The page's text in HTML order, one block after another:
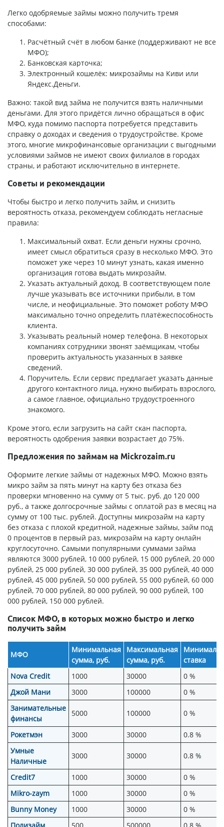
Легко одобряемые займы можно получить тремя
способами:
Расчётный счёт в любом банке (поддерживают не все
МФО);
Банковская карточка;
Электронный кошелёк: микрозаймы на Киви или
Яндекс.Деньги.
Важно: такой вид займа не получится взять наличными
деньгами. Для этого придётся лично обращаться в офис
МФО, куда помимо паспорта потребуется представить
справку о доходах и сведения о трудоустройстве. Кроме
этого, многие микрофинансовые организации с выгодными
условиями займов не имеют своих филиалов в городах
страны, и работают исключительно в интернете.
Советы и рекомендации
Чтобы быстро и легко получить займ, и снизить
вероятность отказа, рекомендуем соблюдать негласные
правила:
Максимальный охват. Если деньги нужны срочно,
имеет смысл обратиться сразу в несколько МФО. Это
поможет уже через 10 минут узнать, какая именно
организация готова выдать микрозайм.
Указать актуальный доход. В соответствующем поле
лучше указывать все источники прибыли, в том
числе, и неофициальные. Это поможет роботу МФО
максимально точно определить платёжеспособность
клиента.
Указывать реальный номер телефона. В некоторых
компаниях сотрудники звонят заёмщикам, чтобы
проверить актуальность указанных в заявке
сведений.
Поручитель. Если сервис предлагает указать данные
другого контактного лица, нужно выбирать взрослого,
а самое главное, официально трудоустроенного
знакомого.
Кроме этого, если загрузить на сайт скан паспорта,
вероятность одобрения заявки возрастает до 75%.
Предложения по займам на Mickrozaim.ru
Оформите легкие займы от надежных МФО. Можно взять
микро займ за пять минут на карту без отказа без
проверки мгновенно на сумму от 5 тыс. руб. до 120 000
руб., а также долгосрочные займы с оплатой раз в месяц на
сумму от 100 тыс. рублей. Доступны микрозайм на карту
без отказа с плохой кредитной, надежные займы, займ под
0 процентов в первый раз, микрозайм на карту онлайн
круглосуточно. Самыми популярными суммами займа
являются 3000 рублей, 10 000 рублей, 15 000 рублей, 20 000
рублей, 25 000 рублей, 30 000 рублей, 35 000 рублей, 40 000
рублей, 45 000 рублей, 50 000 рублей, 55 000 рублей, 60 000
рублей, 70 000 рублей, 80 000 рублей, 90 000 рублей, 100
000 рублей, 150 000 рублей.
Список МФО, в которых можно быстро и легко
получить займ
МФО
Минимальная
сумма, руб.
Максимальная
сумма, руб.
ставка
Nova Credit
1000 30000
0 %
Джой Мани
3000 100000
0 %
Занимательные
финансы
5000 100000 0 %
Рокетмэн 3000 30000
0.8 %
Умные
Наличные
3000 30000 0.8 %
Credit7 1000 30000
0 %
Mikro-zaym
1000 30000
0 %
Bunny Money
1000 30000
0 %